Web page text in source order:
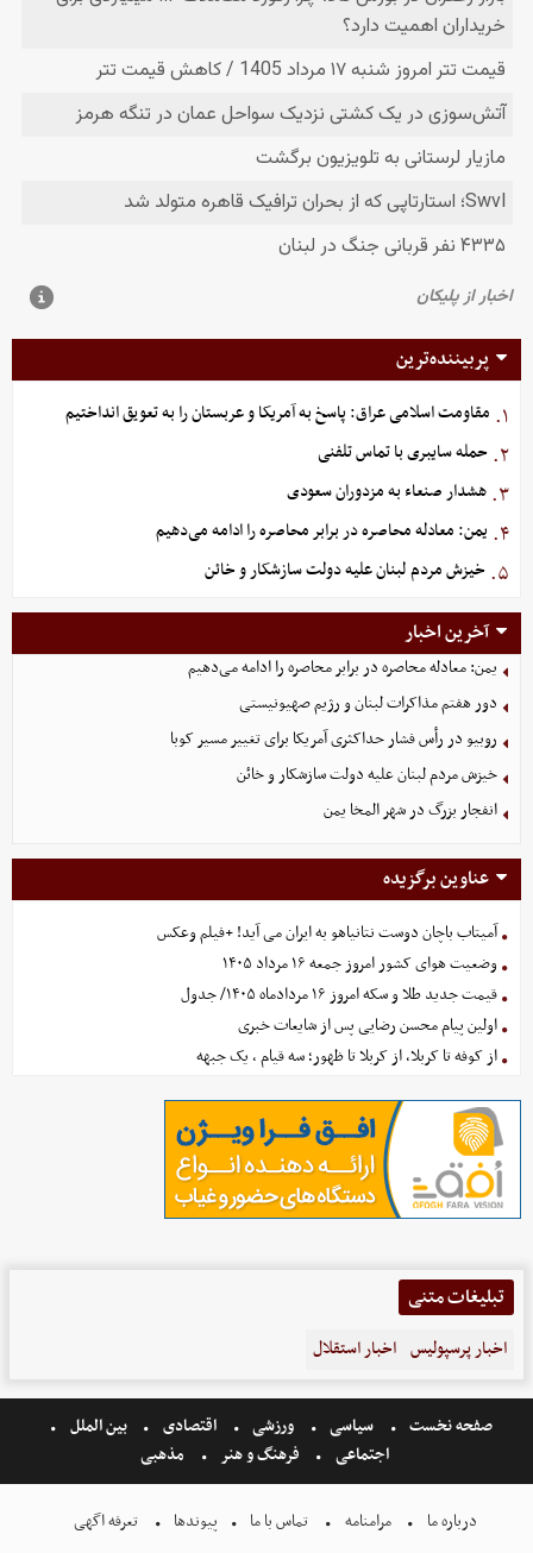
پربیننده‌ترین
۱. مقاومت اسلامی عراق: پاسخ به آمریکا و عربستان را به تعویق انداختیم
۲. حمله سایبری با تماس تلفنی
۳. هشدار صنعاء به مزدوران سعودی
۴. یمن: معادله محاصره در برابر محاصره را ادامه می‌دهیم
۵. خیزش مردم لبنان علیه دولت سازشکار و خائن
آخرین اخبار
یمن: معادله محاصره در برابر محاصره را ادامه می‌دهیم
دور هفتم مذاکرات لبنان و رژیم صهیونیستی
روبیو در رأس فشار حداکثری آمریکا برای تغییر مسیر کوبا
خیزش مردم لبنان علیه دولت سازشکار و خائن
انفجار بزرگ در شهر المخا یمن
عناوین برگزیده
آمیتاب باچان دوست نتانیاهو به ایران می آید! +فیلم وعکس
وضعیت هوای کشور امروز جمعه ۱۶ مرداد ۱۴۰۵
قیمت جدید طلا و سکه امروز ۱۶ مردادماه ۱۴۰۵/ جدول
اولین پیام محسن رضایی پس از شایعات خبری
از کوفه تا کربلا، از کربلا تا ظهور؛ سه قیام ، یک جبهه
تبلیغات متنی
اخبار پرسپولیس اخبار استقلال
صفحه نخست سیاسی ورزشی اقتصادی
بین الملل
اجتماعی
فرهنگ و هنر مذهبی
درباره ما مرامنامه تماس با ما پیوندها تعرفه اگهی